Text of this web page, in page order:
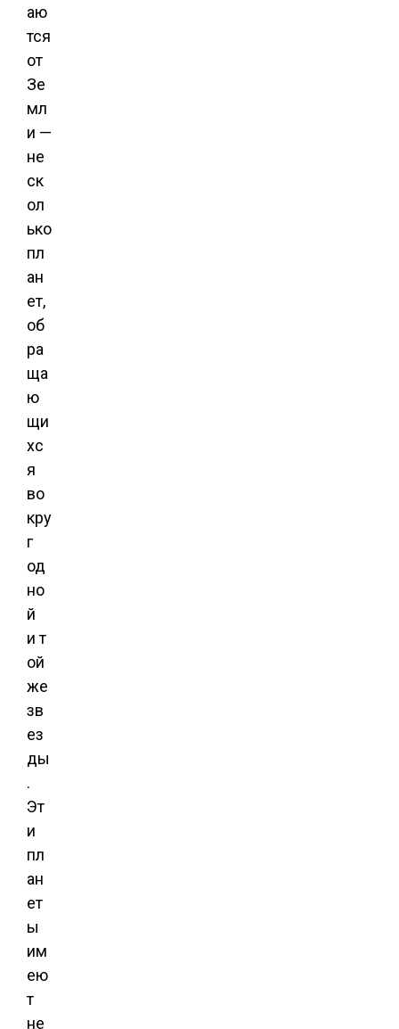
аю
тся
от
Зе
мл
и —
не
ск
ол
ько
пл
ан
ет,
об
ра
ща
ю
щи
хс
я
во
кру
г
од
но
й
и т
ой
же
зв
ез
ды
.
Эт
и
пл
ан
ет
ы
им
ею
т
не